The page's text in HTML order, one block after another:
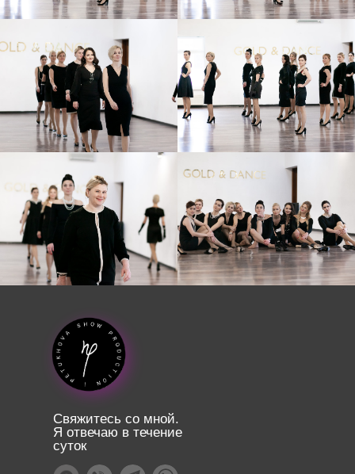
Свяжитесь со мной.
Я отвечаю в течение
суток